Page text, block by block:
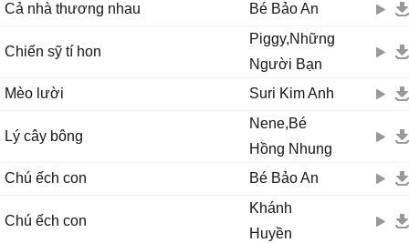
Cả nhà thương nhau Bé Bảo An
Chiến sỹ tí hon
Piggy,Những
Người Bạn
Mèo lười
Suri Kim Anh
Lý cây bông
Nene,Bé
Hồng Nhung
Chú ếch con
Bé Bảo An
Chú ếch con
Khánh
Huyền